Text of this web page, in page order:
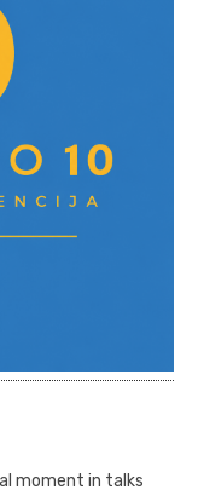
moment in talks